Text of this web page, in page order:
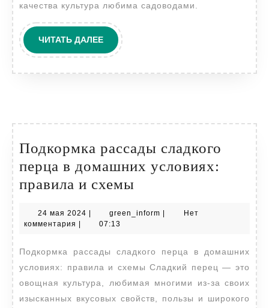
качества культура любима садоводами.
ЧИТАТЬ ДАЛЕЕЧИТАТЬ
ДАЛЕЕ
Подкормка рассады сладкого
перца в домашних условиях:
правила и схемы
сладкого
в
домашних
условиях:
24 мая 2024 24
мая
| green_inform green_inform
|
Нет
комментария | 07:13
Подкормка рассады сладкого перца в домашних
условиях: правила и схемы Сладкий перец — это
овощная культура, любимая многими из-за своих
изысканных вкусовых свойств, пользы и широкого